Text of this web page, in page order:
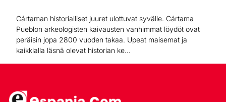
Cártaman historialliset juuret ulottuvat syvälle. Cártama
Pueblon arkeologisten kaivausten vanhimmat löydöt ovat
peräisin jopa 2800 vuoden takaa. Upeat maisemat ja
kaikkialla läsnä olevat historian ke...